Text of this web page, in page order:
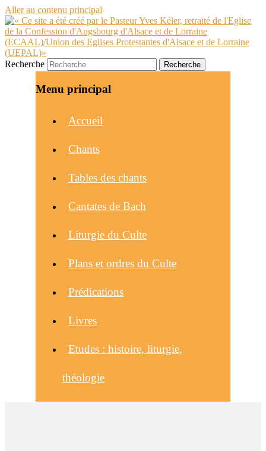
Aller au contenu principal
Recherche
Menu principal
Accueil
Chants
Tables des chants
Cantates de Bach
Liturgie du Culte
Plans et ordres du Culte
Prédications
Livres
Etudes : histoire, liturgie,
théologie